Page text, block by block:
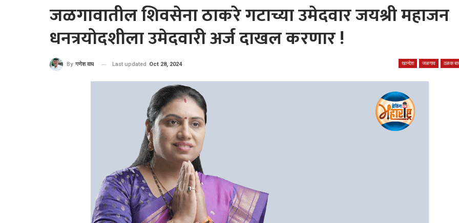
जळगावातील शिवसेना ठाकरे गटाच्या उमेदवार जयश्री महाजन
धनत्रयोदशीला उमेदवारी अर्ज दाखल करणार !
खान्देश जळगाव ठळक
By गणेश वाघ Last updated Oct 28, 2024